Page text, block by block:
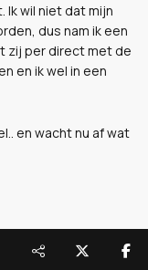
Ik wil niet dat mijn
dus nam ik een
zij per direct met de
en ik wel in een
en wacht nu af wat